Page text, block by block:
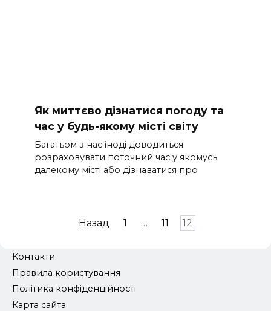
Як миттєво дізнатися погоду та
час у будь-якому місті світу
Багатьом з нас іноді доводиться
розраховувати поточний час у якомусь
далекому місті або дізнаватися про
Назад 1 … 11 12
Контакти
Правила користування
Політика конфіденційності
Карта сайта